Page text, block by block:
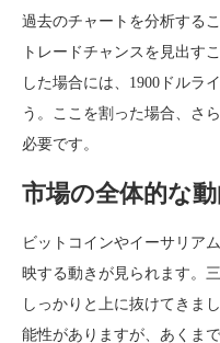
過去のチャートを分析する
トレードチャンスを見出す
した場合には、1900ドルラ
う。ここを割った場合、さ
必要です。
市場の全体的な
ビットコインやイーサリア
映する動きが見られます。
しっかりと上に抜けてきま
能性がありますが、あくま